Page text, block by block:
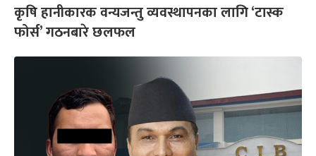
कृषि हानीकारक वन्यजन्तु व्यवस्थापनका लागि ‘टास्क
फोर्स’ गठनबारे छलफल